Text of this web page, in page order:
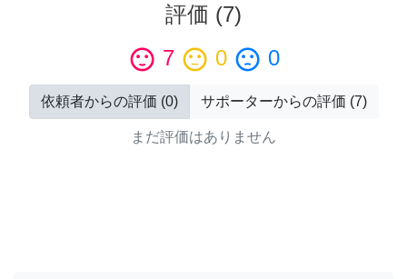
評価 (7)
sentiment_satisfied 7 sentiment_neutral 0 sentiment_dissatisfied 0
依頼者からの評価 (0) サポーターからの評価 (7)
まだ評価はありません